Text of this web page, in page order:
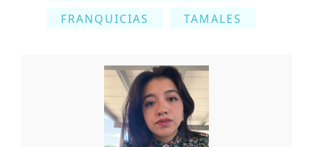
FRANQUICIAS
TAMALES